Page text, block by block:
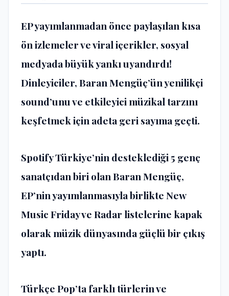
EP yayımlanmadan önce paylaşılan kısa
ön izlemeler ve viral içerikler, sosyal
medyada büyük yankı uyandırdı!
Dinleyiciler, Baran Mengüç’ün yenilikçi
sound’unu ve etkileyici müzikal tarzını
keşfetmek için adeta geri sayıma geçti.
Spotify Türkiye’nin desteklediği 5 genç
sanatçıdan biri olan Baran Mengüç,
EP’nin yayımlanmasıyla birlikte New
Music Friday ve Radar listelerine kapak
olarak müzik dünyasında güçlü bir çıkış
yaptı.
Türkçe Pop’ta farklı türlerin ve